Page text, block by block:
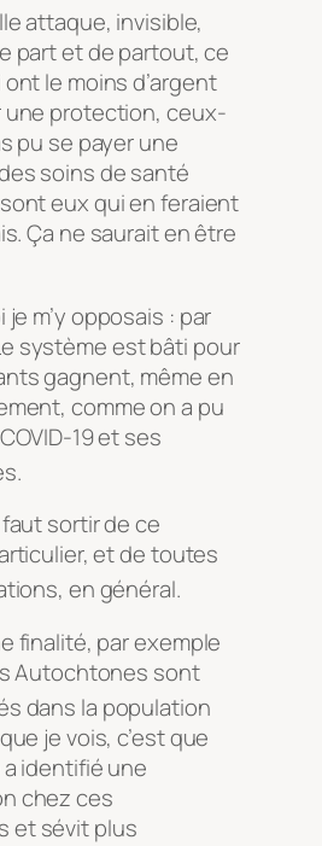
attaque, invisible,
part et de partout, ce
le moins d’argent
une protection, ceux-
pu se payer une
soins de santé
eux qui en feraient
Ça ne saurait en être
m’y opposais : par
système est bâti pour
gagnent, même en
comme on a pu
19 et ses
sortir de ce
et de toutes
en général.
finalité, par exemple
Autochtones sont
dans la population
je vois, c’est que
identifié une
chez ces
et sévit plus